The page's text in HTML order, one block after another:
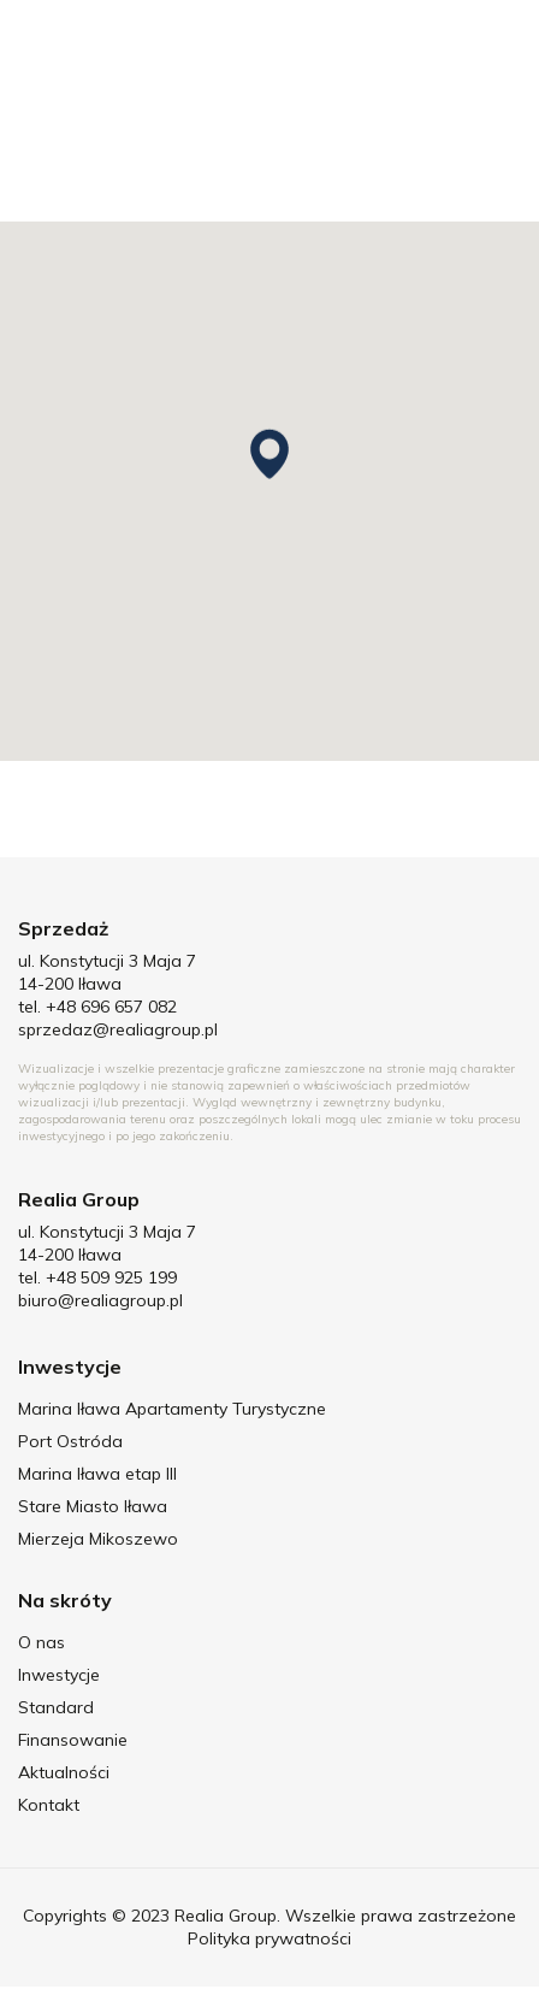
Sprzedaż
ul. Konstytucji 3 Maja 7
14-200 Iława
tel. +48 696 657 082
sprzedaz@realiagroup.pl
Wizualizacje i wszelkie prezentacje graficzne zamieszczone na stronie mają charakter
wyłącznie poglądowy i nie stanowią zapewnień o właściwościach przedmiotów
wizualizacji i/lub prezentacji. Wygląd wewnętrzny i zewnętrzny budynku,
zagospodarowania terenu oraz poszczególnych lokali mogą ulec zmianie w toku procesu
inwestycyjnego i po jego zakończeniu.
Realia Group
ul. Konstytucji 3 Maja 7
14-200 Iława
tel. +48 509 925 199
biuro@realiagroup.pl
Inwestycje
Marina Iława Apartamenty Turystyczne
Port Ostróda
Marina Iława etap III
Stare Miasto Iława
Mierzeja Mikoszewo
Na skróty
O nas
Inwestycje
Standard
Finansowanie
Aktualności
Kontakt
Copyrights © 2023 Realia Group. Wszelkie prawa zastrzeżone
Polityka prywatności